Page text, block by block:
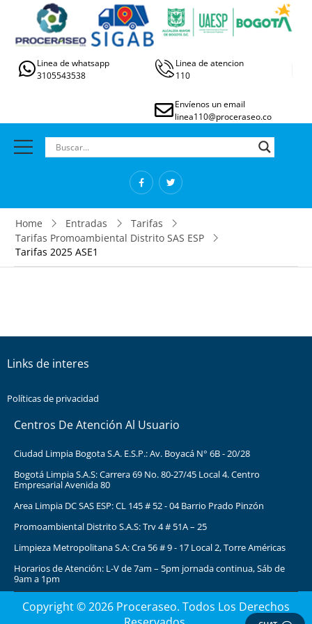
Linea de whatsapp
3105543538
Linea de atencion
110
Envíenos un email
linea110@proceraseo.co
Home Entradas
Tarifas
Tarifas Promoambiental Distrito SAS ESP
Tarifas 2025 ASE1
Links de interes
Políticas de privacidad
Centros De Atención Al Usuario
Ciudad Limpia Bogota S.A. E.S.P.: Av. Boyacá N° 6B - 20/28
Bogotá Limpia S.A.S: Carrera 69 No. 80-27/45 Local 4. Centro
Empresarial Avenida 80
Area Limpia DC SAS ESP: CL 145 # 52 - 04 Barrio Prado Pinzón
Promoambiental Distrito S.A.S: Trv 4 # 51A – 25
Limpieza Metropolitana S.A: Cra 56 # 9 - 17 Local 2, Torre Américas
Horarios de Atención: L-V de 7am – 5pm jornada continua, Sáb de
9am a 1pm
Copyright © 2026 Proceraseo. Todos Los Derechos